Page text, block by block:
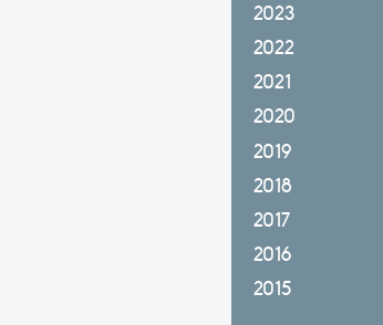
2023
2022
2021
2020
2019
2018
2017
2016
2015